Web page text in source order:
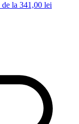
de la 341,00 lei